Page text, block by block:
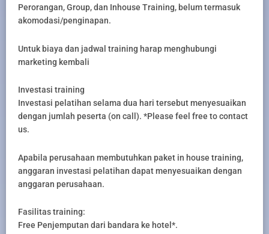
Perorangan, Group, dan Inhouse Training, belum termasuk
akomodasi/penginapan.
Untuk biaya dan jadwal training harap menghubungi
marketing kembali
Investasi training
Investasi pelatihan selama dua hari tersebut menyesuaikan
dengan jumlah peserta (on call). *Please feel free to contact
us.
Apabila perusahaan membutuhkan paket in house training,
anggaran investasi pelatihan dapat menyesuaikan dengan
anggaran perusahaan.
Fasilitas training:
Free Penjemputan dari bandara ke hotel*.